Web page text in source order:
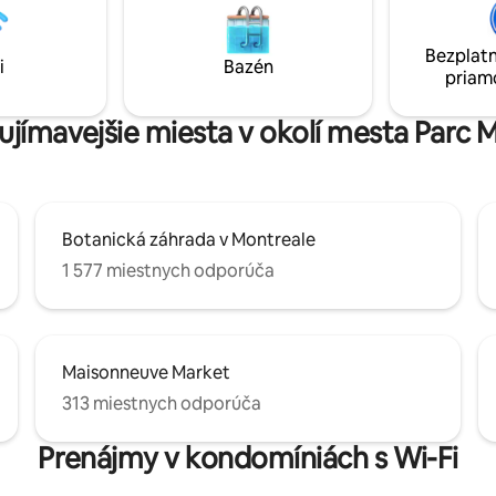
4-člennú rodinu alebo 2 páry
1. spálňa: 1
posteľ (alebo 2
2. spálňa: 1 menšia
môže tento apartmán
cestujúcich. Prístup na strešnú
k dispozícii od mája do októbra
299401
Bazén
miesta v okolí mesta Parc
Botanická záhrada v Montreale
1 577 miestnych odporúča
Maisonneuve Market
313 miestnych odporúča
Prenájmy v kondomíniách s Wi-Fi